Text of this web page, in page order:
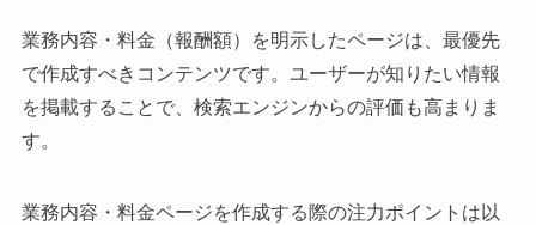
業務内容・料金（報酬額）を明示したページは、最優先
で作成すべきコンテンツです。ユーザーが知りたい情報
を掲載することで、検索エンジンからの評価も高まりま
す。
業務内容・料金ページを作成する際の注力ポイントは以